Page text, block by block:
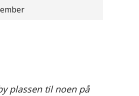
plassen til noen på